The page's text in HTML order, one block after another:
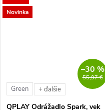
Novinka
55,97 €
–30 %
Green + ďalšie
QPLAY Odrážadlo Spark, vek